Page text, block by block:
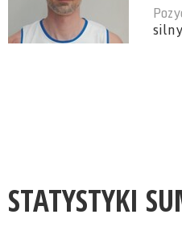
STATYSTYKI